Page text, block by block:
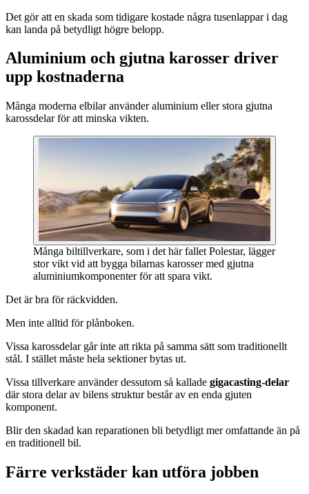
Det gör att en skada som tidigare kostade några tusenlappar i dag
kan landa på betydligt högre belopp.
Aluminium och gjutna karosser driver
upp kostnaderna
Många moderna elbilar använder aluminium eller stora gjutna
karossdelar för att minska vikten.
Många biltillverkare, som i det här fallet Polestar, lägger
stor vikt vid att bygga bilarnas karosser med gjutna
aluminiumkomponenter för att spara vikt.
Det är bra för räckvidden.
Men inte alltid för plånboken.
Vissa karossdelar går inte att rikta på samma sätt som traditionellt
stål. I stället måste hela sektioner bytas ut.
Vissa tillverkare använder dessutom så kallade gigacasting-delar
där stora delar av bilens struktur består av en enda gjuten
komponent.
Blir den skadad kan reparationen bli betydligt mer omfattande än på
en traditionell bil.
Färre verkstäder kan utföra jobben